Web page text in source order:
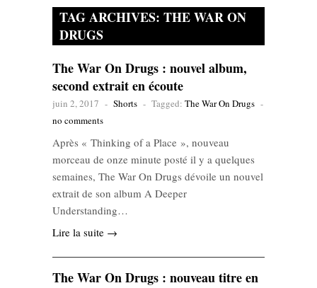
TAG ARCHIVES: THE WAR ON
DRUGS
The War On Drugs : nouvel album,
second extrait en écoute
juin 2, 2017 - Shorts - Tagged: The War On Drugs -
no comments
Après « Thinking of a Place », nouveau
morceau de onze minute posté il y a quelques
semaines, The War On Drugs dévoile un nouvel
extrait de son album A Deeper
Understanding…
Lire la suite →
The War On Drugs : nouveau titre en